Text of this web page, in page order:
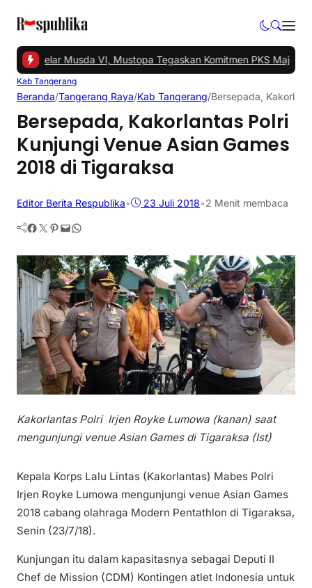
Gelar Musda VI, Mustopa Tegaskan Komitmen PKS Majukan
Kab Tangerang
Beranda/Tangerang Raya/Kab Tangerang/Bersepada,
Bersepada, Kakorlantas Polri
Kunjungi Venue Asian Games
2018 di Tigaraksa
Editor Berita Respublika• 23 Juli 2018•2 Menit membaca
Facebook Twitter Pinterest Mail WhatsApp
Kakorlantas Polri Irjen Royke Lumowa (kanan) saat
mengunjungi venue Asian Games di Tigaraksa (Ist)
Kepala Korps Lalu Lintas (Kakorlantas) Mabes Polri
Irjen Royke Lumowa mengunjungi venue Asian Games
2018 cabang olahraga Modern Pentathlon di Tigaraksa,
Senin (23/7/18).
Kunjungan itu dalam kapasitasnya sebagai Deputi II
Chef de Mission (CDM) Kontingen atlet Indonesia untuk